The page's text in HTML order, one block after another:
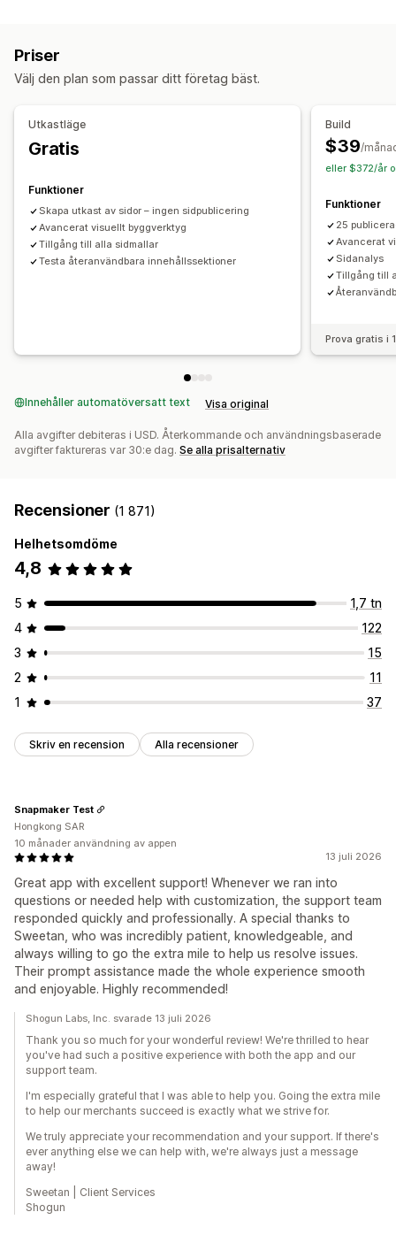
Sidor med 404-fel
Sidor med juridisk information
Anpassade sidor
Redigeringsverktyg
Utkast till sidor
Sidversioner Massredigering
Masspublicering Synkning av innehåll
Globala avsnitt
Globala stilar Anpassade typsnitt Anpassad kod
Målinriktning
Användarbehörigheter
Flera valutor
A/B-testning
Rekommendation om prestanda Förslag för optimisering
Priser
Välj den plan som passar ditt företag bäst.
Utkastläge
Gratis
Funktioner
Skapa utkast av sidor – ingen sidpublicering
Avancerat visuellt byggverktyg
Tillgång till alla sidmallar
Testa återanvändbara innehållssektioner
Build
$39/
eller $372/år
Funktioner
25
Avancerat
Sidanalys
Tillgång till
Prova gratis i
Innehåller automatöversatt text Visa original
Alla avgifter debiteras i USD. Återkommande och användningsbaserade
avgifter faktureras var 30:e dag. Se alla prisalternativ
Recensioner (1 871)
Helhetsomdöme
4,8
5
1,7 tn
4
122
3
15
2
11
1
37
Skriv en recension Alla recensioner
13 juli 2026
Great app with excellent support! Whenever we ran into
questions or needed help with customization, the support team
responded quickly and professionally. A special thanks to
Sweetan, who was incredibly patient, knowledgeable, and
always willing to go the extra mile to help us resolve issues.
Their prompt assistance made the whole experience smooth
and enjoyable. Highly recommended!
Snapmaker Test
Hongkong SAR
10 månader användning av appen
Shogun Labs, Inc. svarade 13 juli 2026
Thank you so much for your wonderful review! We're thrilled to hear
you've had such a positive experience with both the app and our
support team.
I'm especially grateful that I was able to help you. Going the extra mile
to help our merchants succeed is exactly what we strive for.
We truly appreciate your recommendation and your support. If there's
ever anything else we can help with, we're always just a message
away!
Sweetan | Client Services
Shogun